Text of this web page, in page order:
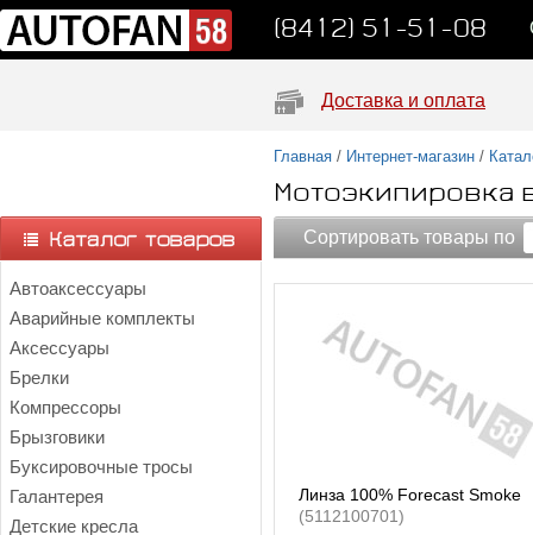
(8412) 51-51-08
Доставка и оплата
Автоаксессуары
Аварийные комплекты
Аксессуары
Брелки
Компрессоры
Брызговики
Буксировочные тросы
Галантерея
Детские кресла
Главная / Интернет-магазин /
Мотоэкипировка
Сортировать товары по
Линза 100% Forecast Smoke
(5112100701)